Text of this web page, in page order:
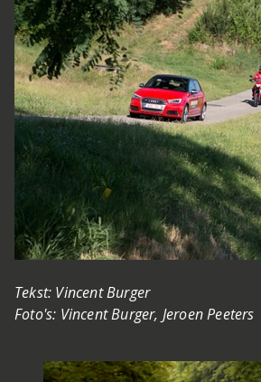
Tekst: Vincent Burger
Foto's: Vincent Burger, Jeroen Peeters